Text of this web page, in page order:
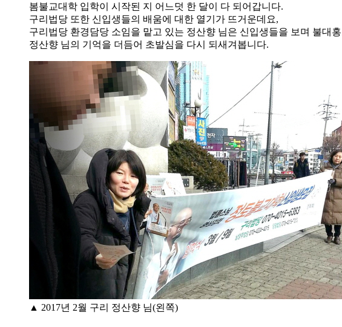
봄불교대학 입학이 시작된 지 어느덧 한 달이 다 되어갑니다.
구리법당 또한 신입생들의 배움에 대한 열기가 뜨거운데요,
구리법당 환경담당 소임을 맡고 있는 정산향 님은 신입생들을 보며 불대
정산향 님의 기억을 더듬어 초발심을 다시 되새겨봅니다.
▲ 2017년 2월 구리 정산향 님(왼쪽)